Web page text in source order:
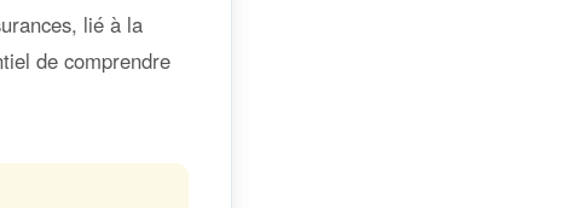
lié à la
de comprendre